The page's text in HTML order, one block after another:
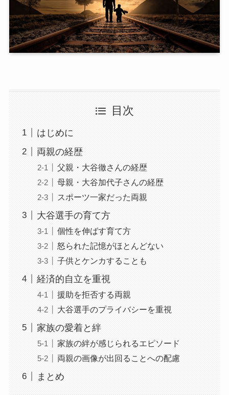
目次
はじめに
両親の経歴
父親・大谷徹さんの経歴
母親・大谷加代子さんの経歴
スポーツ一家だった両親
大谷選手の育て方
個性を伸ばす育て方
怒られた記憶がほとんどない
子供とケンカすることも
経済的自立を重視
援助を拒否する両親
大谷選手のプライバシーを重視
家族の愛着と絆
家族の絆が感じられるエピソード
両親の画像が出回ることへの配慮
まとめ